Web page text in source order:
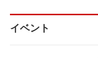
イベント